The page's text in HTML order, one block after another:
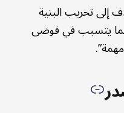
تخريب البنية
مما يتسبب في فوضى